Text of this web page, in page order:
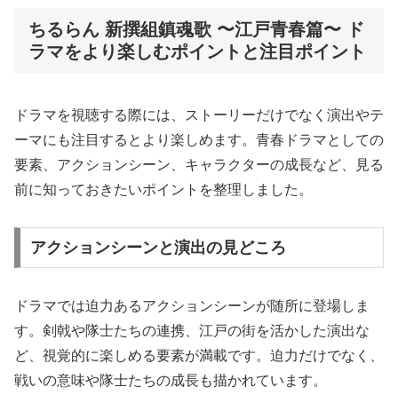
ちるらん 新撰組鎮魂歌 〜江戸青春篇〜 ド
ラマをより楽しむポイントと注目ポイント
ドラマを視聴する際には、ストーリーだけでなく演出やテ
ーマにも注目するとより楽しめます。青春ドラマとしての
要素、アクションシーン、キャラクターの成長など、見る
前に知っておきたいポイントを整理しました。
アクションシーンと演出の見どころ
ドラマでは迫力あるアクションシーンが随所に登場しま
す。剣戟や隊士たちの連携、江戸の街を活かした演出な
ど、視覚的に楽しめる要素が満載です。迫力だけでなく、
戦いの意味や隊士たちの成長も描かれています。